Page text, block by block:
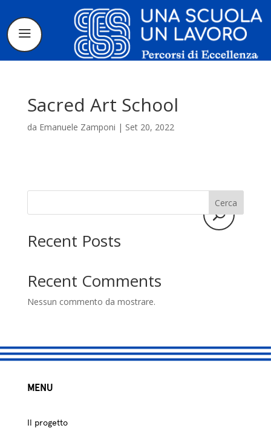
I tirocinanti
Le borse di
studio
Sostenitori
Scuole
Sacred Art School
da Emanuele Zamponi | Set 20, 2022
Cerca
Recent Posts
Recent Comments
Nessun commento da mostrare.
MENU
Il progetto